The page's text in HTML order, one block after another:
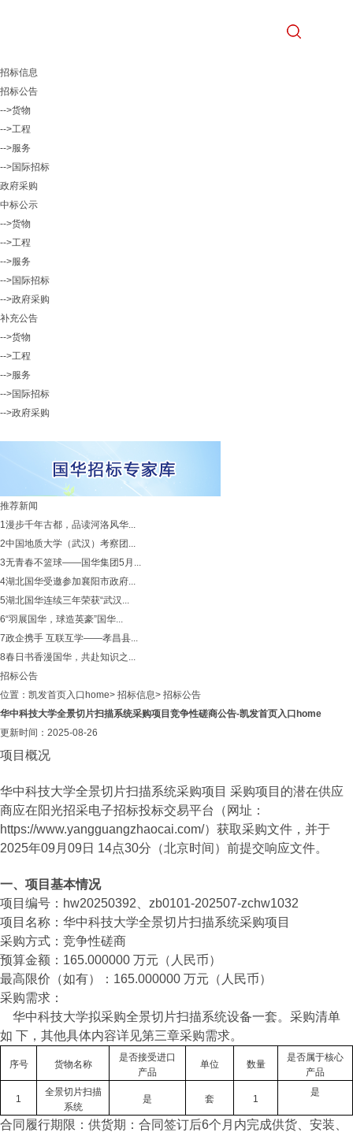
招标信息
招标公告
-->货物
-->工程
-->服务
-->国际招标
政府采购
中标公示
-->货物
-->工程
-->服务
-->国际招标
-->政府采购
补充公告
-->货物
-->工程
-->服务
-->国际招标
-->政府采购
推荐新闻
1漫步千年古都，品读河洛风华...
2中国地质大学（武汉）考察团...
3无青春不篮球——国华集团5月...
4湖北国华受邀参加襄阳市政府...
5湖北国华连续三年荣获“武汉...
6“羽展国华，球造英豪”国华...
7政企携手 互联互学——孝昌县...
8春日书香漫国华，共赴知识之...
招标公告
位置： 凯发首页入口home> 招标信息> 招标公告
华中科技大学全景切片扫描系统采购项目竞争性磋商公告-凯发首页入口home
更新时间：2025-08-26
项目概况
华中科技大学全景切片扫描系统采购项目 采购项目的潜在供应
商应在阳光招采电子招标投标交易平台（网址：
https://www.yangguangzhaocai.com/）获取采购文件，并于
2025年09月09日 14点30分（北京时间）前提交响应文件。
一、项目基本情况
项目编号：hw20250392、zb0101-202507-zchw1032
项目名称：华中科技大学全景切片扫描系统采购项目
采购方式：竞争性磋商
预算金额：165.000000 万元（人民币）
最高限价（如有）：165.000000 万元（人民币）
采购需求：
华中科技大学拟采购全景切片扫描系统设备一套。采购清单
如 下，其他具体内容详见第三章采购需求。
序号 货物名称
是否接受进口
产品
单位 数量
是否属于核心
产品
1
全景切片扫描
系统
是 套 1
是
合同履行期限：供货期：合同签订后6个月内完成供货、安装、